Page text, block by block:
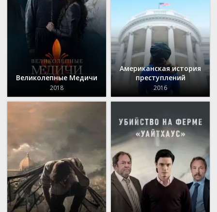
Великолепные Медичи
2018
Американская история
преступлений
2016